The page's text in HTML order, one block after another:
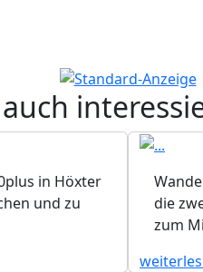
in Höxter
und zu
die
zum